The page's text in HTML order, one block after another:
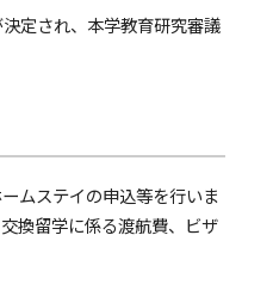
定され、本学教育研究審議
ムステイの申込等を行いま
換留学に係る渡航費、ビザ